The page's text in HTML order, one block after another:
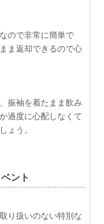
ので非常に簡単で
ま返却できるので心
振袖を着たまま飲み
過度に心配しなくて
ょう。
ント
り扱いのない特別な